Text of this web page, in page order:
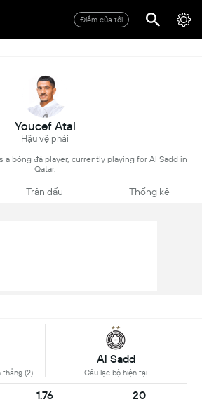
Điểm của tôi
Youcef Atal
Hậu vệ phải
a bóng đá player, currently playing for Al Sadd in
Qatar.
Trận đấu Thống kê
thắng (2)
Al Sadd
Câu lạc bộ hiện tại
1.76 20